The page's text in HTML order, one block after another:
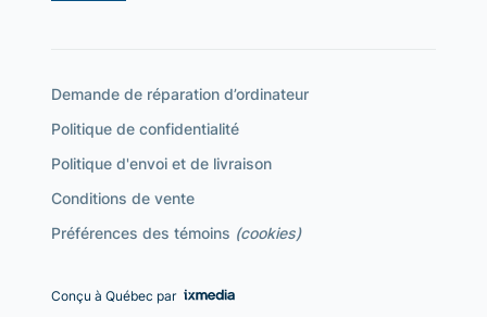
Demande de réparation d’ordinateur
Politique de confidentialité
Politique d'envoi et de livraison
Conditions de vente
Préférences des témoins (cookies)
Conçu à Québec par